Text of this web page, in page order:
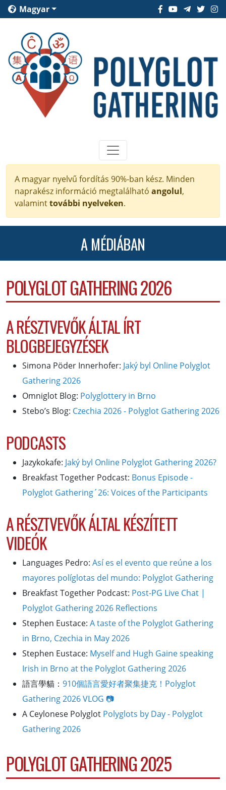
Magyar
A magyar nyelvű fordítás 90%-ban kész. Minden
naprakész információ megtalálható angolul,
valaminttovábbi nyelveken.
A MÉDIÁBAN
POLYGLOT GATHERING 2026
A RÉSZTVEVŐK ÁLTAL ÍRT
BLOGBEJEGYZÉSEK
Simona Pöder Innerhofer: Jaký byl Online Polyglot
Gathering 2026
Omniglot Blog: Polyglottery in Brno
Stebo’s Blog: Czechia 2026 - Polyglot Gathering 2026
PODCASTS
Jazykokafe: Jaký byl Online Polyglot Gathering 2026?
Breakfast Together Podcast: Bonus Episode -
Polyglot Gathering´26: Voices of the Participants
A RÉSZTVEVŐK ÁLTAL KÉSZÍTETT
VIDEÓK
Languages Pedro: Así es el evento que reúne a los
mayores políglotas del mundo: Polyglot Gathering
Breakfast Together Podcast: Post-PG Live Chat |
Polyglot Gathering 2026 Reflections
Stephen Eustace: A taste of the Polyglot Gathering
in Brno, Czechia in May 2026
Stephen Eustace: Myself and Hugh Gaine speaking
Irish in Brno at the Polyglot Gathering 2026
語言學貓： 910個語言愛好者聚集捷克！ Polyglot
Gathering 2026 VLOG 📷
A Ceylonese Polyglot Polyglots by Day - Polyglot
Gathering 2026
POLYGLOT GATHERING 2025